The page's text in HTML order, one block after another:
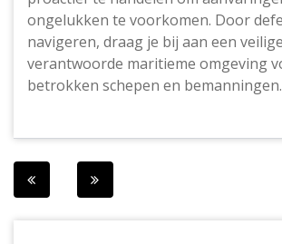
ongelukken te voorkomen. Door
navigeren, draag je bij aan een
verantwoorde maritieme omgeving
betrokken schepen en bemanningen.
Berichtnavigatie